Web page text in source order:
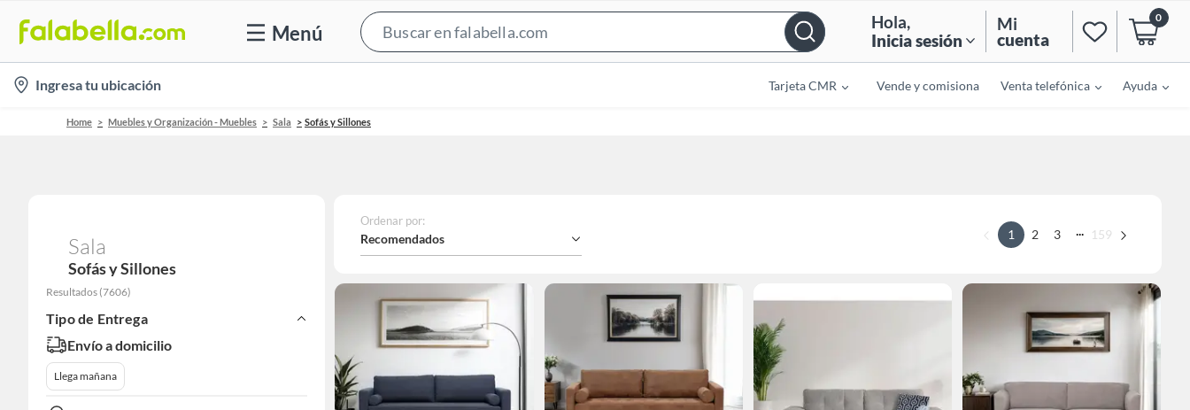
Menú
Bar
Hola,
Inicia sesión
Mi
cuenta
0
location-
icon
Ingresa tu ubicación Tarjeta CMR Vende y comisiona Venta telefónica Ayuda
Home Muebles y Organización - Muebles Sala Sofás y Sillones
Sala
Sofás y Sillones
Resultados (7606)
Tipo de Entrega
Envío a domicilio
Llega mañana
Ordenar por:
Recomendados 1 2 3 ... 159